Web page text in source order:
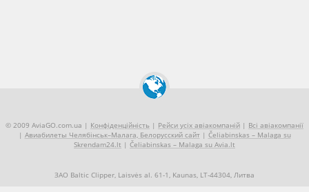
© 2009 AviaGO.com.ua | Конфіденційність | Рейси усіх авіакомпаній | Всі авіакомпанії
| Авиабилеты Челябінськ–Малага, Белорусский сайт| Čeliabinskas – Malaga su
Skrendam24.lt | Čeliabinskas – Malaga su Avia.lt
ЗАО Baltic Clipper, Laisvės al. 61-1, Kaunas, LT-44304, Литва